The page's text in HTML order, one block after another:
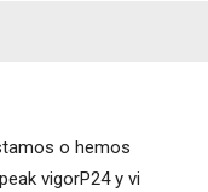
o hemos
vigorP24 y vi